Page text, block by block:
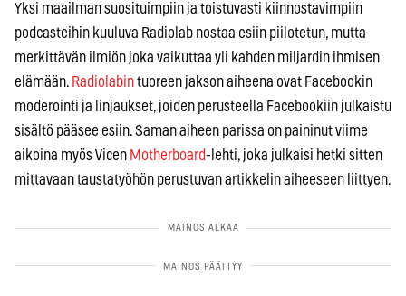
Yksi maailman suosituimpiin ja toistuvasti kiinnostavimpiin
podcasteihin kuuluva Radiolab nostaa esiin piilotetun, mutta
merkittävän ilmiön joka vaikuttaa yli kahden miljardin ihmisen
elämään. Radiolabintuoreen jakson aiheena ovat Facebookin
moderointi ja linjaukset, joiden perusteella Facebookiin julkaistu
sisältö pääsee esiin. Saman aiheen parissa on paininut viime
aikoina myös Vicen Motherboard-lehti, joka julkaisi hetki sitten
mittavaan taustatyöhön perustuvan artikkelin aiheeseen liittyen.